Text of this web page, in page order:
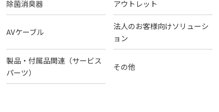
除菌消臭器 アウトレット
AVケーブル
法人のお客様向けソリューシ
ョン
製品・付属品関連（サービス
パーツ）
その他